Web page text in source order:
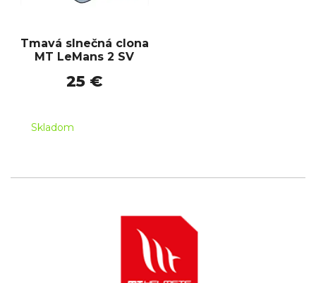
Tmavá slnečná clona
MT LeMans 2 SV
25 €
Skladom